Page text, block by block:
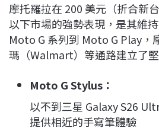
摩托羅拉在 200 美元（折合新
以下市場的強勢表現，是其維
Moto G 系列到 Moto G Play，
瑪（Walmart）等通路建立了
Moto G Stylus：
以不到三星 Galaxy S26
提供相近的手寫筆體驗